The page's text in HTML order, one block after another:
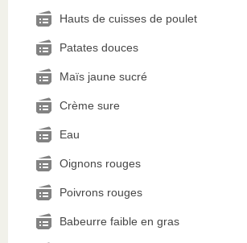
Hauts de cuisses de poulet
Patates douces
Maïs jaune sucré
Crème sure
Eau
Oignons rouges
Poivrons rouges
Babeurre faible en gras